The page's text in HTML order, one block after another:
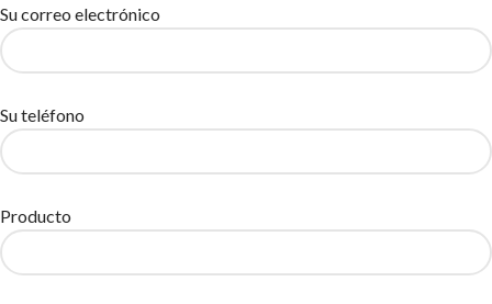
Su correo electrónico
Su teléfono
Producto